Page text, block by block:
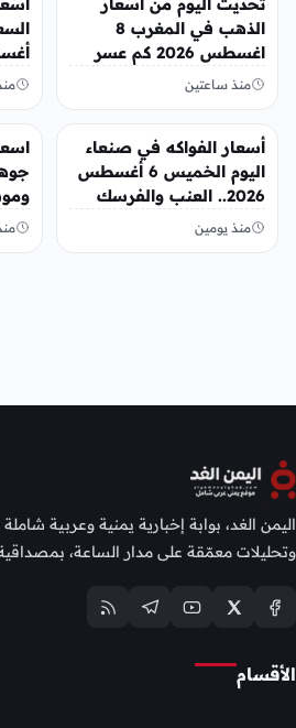
الذهب في المغرب 8
اغسطس 2026 كم عسر
الجنية الذهب
منذ ساعتين منذ 10
أخبار الإقتصاد
أسعار الفواكه في صنعاء
اليوم الخميس 6 أغسطس
2026.. العنب والفرسك
والرمان في الأسواق
منذ يومين
أخبار
منذ 7
اليمن الغد، بوابة إخبارية يمنية وعربية
وتحليلات معمّقة على مدار الساعة،
الأقسام